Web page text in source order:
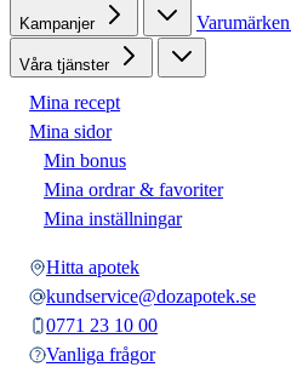
Kampanjer Varumärken
Våra tjänster
Mina recept
Mina sidor
Min bonus
Mina ordrar & favoriter
Mina inställningar
Hitta apotek
kundservice@dozapotek.se
0771 23 10 00
Vanliga frågor